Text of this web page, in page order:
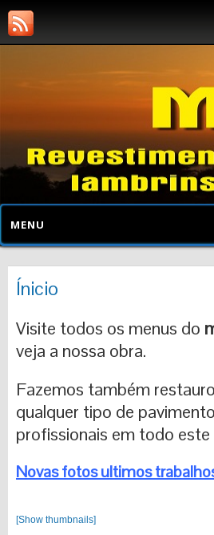
MENU
Ínicio
Visite todos os menus do
veja a nossa obra.
Fazemos também
qualquer tipo de
profissionais em todo
Novas fotos ultimos
[Show thumbnails]